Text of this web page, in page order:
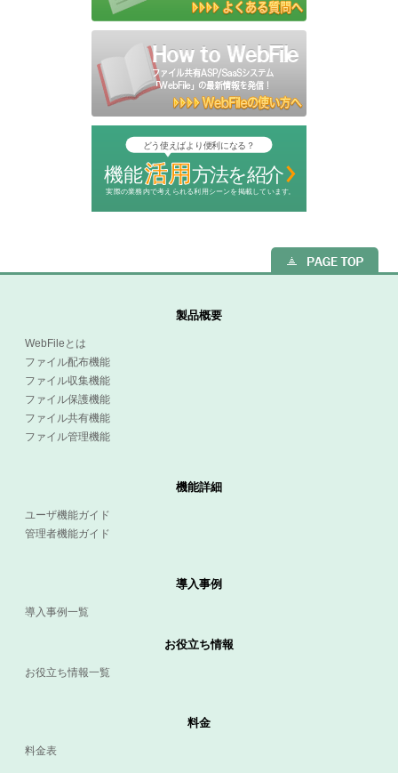
製品概要
WebFileとは
ファイル配布機能
ファイル収集機能
ファイル保護機能
ファイル共有機能
ファイル管理機能
機能詳細
ユーザ機能ガイド
管理者機能ガイド
導入事例
導入事例一覧
お役立ち情報
お役立ち情報一覧
料金
料金表